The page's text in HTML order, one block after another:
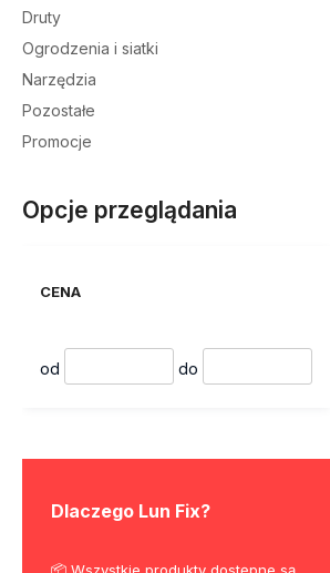
Druty
Ogrodzenia i siatki
Narzędzia
Pozostałe
Promocje
Opcje przeglądania
CENA
od do
Dlaczego Lun Fix?